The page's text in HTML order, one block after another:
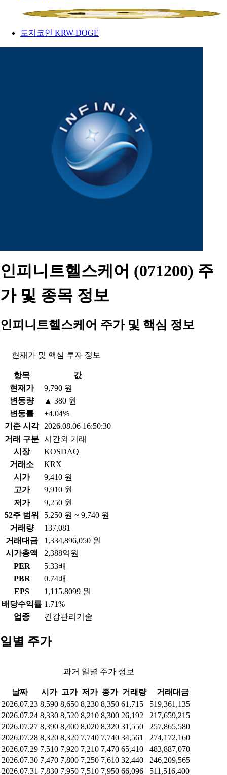
도지코인 KRW-DOGE
인피니트헬스케어 (071200) 주
가 및 종목 정보
인피니트헬스케어 주가 및 핵심 정보
현재가 및 핵심 투자 정보
항목
값
현재가
9,790 원
변동량
▲ 380 원
변동률
+4.04%
기준 시각
2026.08.06 16:50:30
거래 구분 시간외 거래
시장
KOSDAQ
거래소
KRX
시가
9,410 원
고가
9,910 원
저가
9,250 원
52주 범위
5,250 원 ~ 9,740 원
거래량
137,081
거래대금
1,334,896,050 원
시가총액
2,388억원
PER
5.33배
PBR
0.74배
EPS
1,115.8099 원
배당수익률 1.71%
업종
건강관리기술
일별 주가
과거 일별 주가 정보
날짜 시가 고가 저가 종가 거래량
거래대금
2026.07.23 8,590 8,650 8,230 8,350 61,715
519,361,135
2026.07.24 8,330 8,520 8,210 8,300 26,192
217,659,215
2026.07.27 8,390 8,400 8,020 8,320 31,550
257,865,580
2026.07.28 8,320 8,320 7,740 7,740 34,561
274,172,160
2026.07.29 7,510 7,920 7,210 7,470 65,410
483,887,070
2026.07.30 7,470 7,800 7,250 7,610 32,440
246,209,565
2026.07.31 7,830 7,950 7,510 7,950 66,096 511,516,400